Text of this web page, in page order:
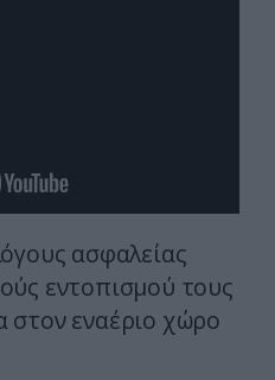
ασφαλείας
εντοπισμού τους
εναέριο χώρο